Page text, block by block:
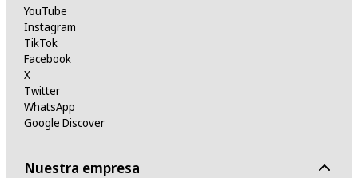
YouTube
Instagram
TikTok
Facebook
X
Twitter
WhatsApp
Google Discover
Nuestra empresa